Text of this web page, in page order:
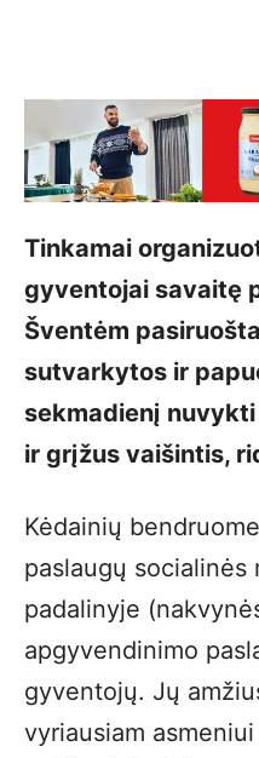
Tinkamai
gyventojai savaitę
Šventėm
sutvarkytos ir
sekmadienį
ir grįžus vaišintis,
Kėdainių
paslaugų socialinės
padalinyje
apgyvendinimo
gyventojų. Jų
vyriausiam